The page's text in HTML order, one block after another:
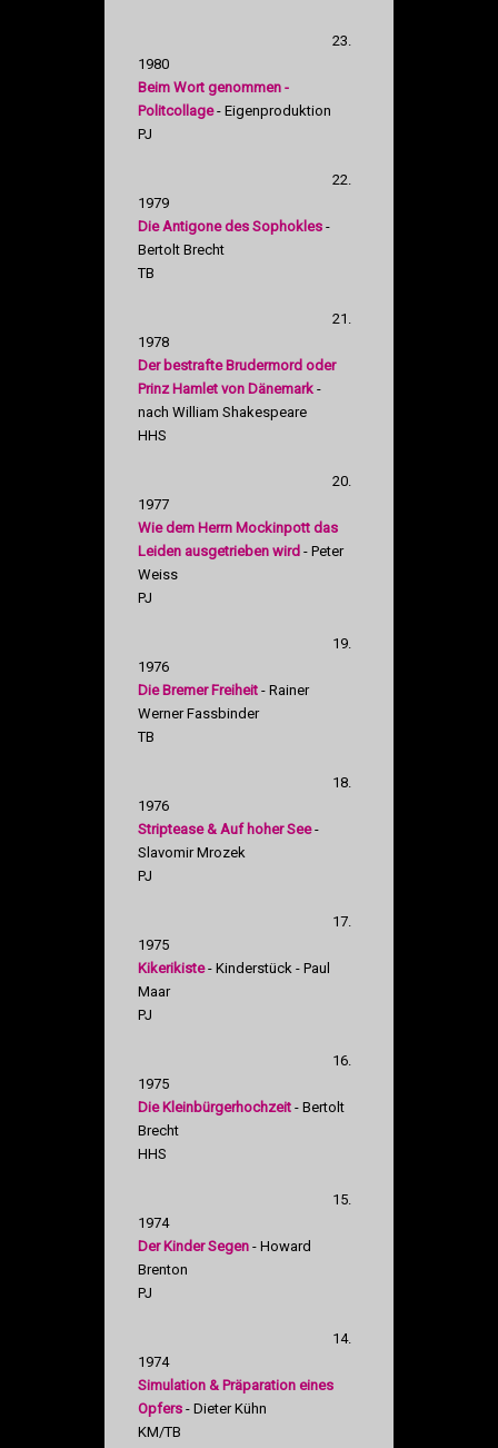
23.
1980
Beim Wort genommen -
Politcollage- Eigenproduktion
PJ
22.
1979
Die Antigone des Sophokles -
Bertolt Brecht
TB
21.
1978
Der bestrafte Brudermord oder
Prinz Hamlet von Dänemark -
nach William Shakespeare
HHS
20.
1977
Wie dem Herrn Mockinpott das
Leiden ausgetrieben wird - Peter
Weiss
PJ
19.
1976
Die Bremer Freiheit - Rainer
Werner Fassbinder
TB
18.
1976
Striptease & Auf hoher See-
Slavomir Mrozek
PJ
17.
1975
Kikerikiste- Kinderstück - Paul
Maar
PJ
16.
1975
Die Kleinbürgerhochzeit - Bertolt
Brecht
HHS
15.
1974
Der Kinder Segen - Howard
Brenton
PJ
14.
1974
Simulation & Präparation eines
Opfers - Dieter Kühn
KM/TB